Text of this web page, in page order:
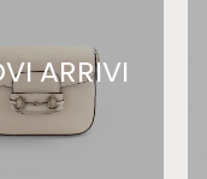
ARRIVI